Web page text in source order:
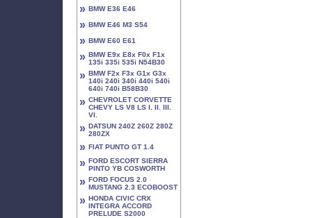
» BMW E36 E46
» BMW E46 M3 S54
» BMW E60 E61
» BMW E9x E8x F0x F1x
135i 335i 535i N54B30
» BMW F2x F3x G1x G3x
140i 240i 340i 440i 540i
640i 740i B58B30
» CHEVROLET CORVETTE
CHEVY LS V8 LS I. II. III.
VI.
» DATSUN 240Z 260Z 280Z
280ZX
» FIAT PUNTO GT 1.4
» FORD ESCORT SIERRA
PINTO YB COSWORTH
» FORD FOCUS 2.0
MUSTANG 2.3 ECOBOOST
» HONDA CIVIC CRX
INTEGRA ACCORD
PRELUDE S2000